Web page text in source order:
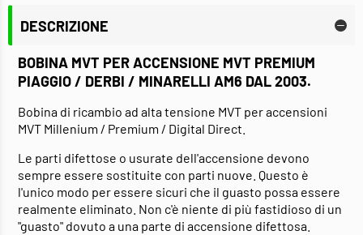
DESCRIZIONE
BOBINA MVT PER ACCENSIONE MVT PREMIUM
PIAGGIO / DERBI / MINARELLI AM6 DAL 2003.
Bobina di ricambio ad alta tensione MVT per accensioni
MVT Millenium / Premium / Digital Direct.
Le parti difettose o usurate dell'accensione devono
sempre essere sostituite con parti nuove. Questo è
l'unico modo per essere sicuri che il guasto possa essere
realmente eliminato. Non c'è niente di più fastidioso di un
"guasto" dovuto a una parte di accensione difettosa.